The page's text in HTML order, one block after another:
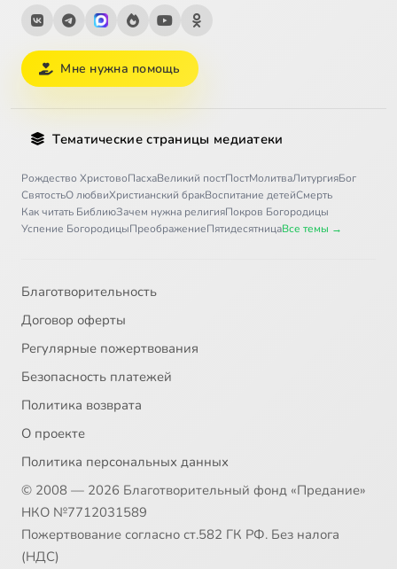
Мне нужна помощь
Тематические страницы медиатеки
Рождество ХристовоПасхаВеликий постПостМолитваЛитургияБог
СвятостьО любвиХристианский бракВоспитание детейСмерть
Как читать БиблиюЗачем нужна религияПокров Богородицы
Успение БогородицыПреображениеПятидесятницаВсе темы →
Благотворительность
Договор оферты
Регулярные пожертвования
Безопасность платежей
Политика возврата
О проекте
Политика персональных данных
© 2008 — 2026 Благотворительный фонд «Предание»
НКО №7712031589
Пожертвование согласно ст.582 ГК РФ. Без налога
(НДС)